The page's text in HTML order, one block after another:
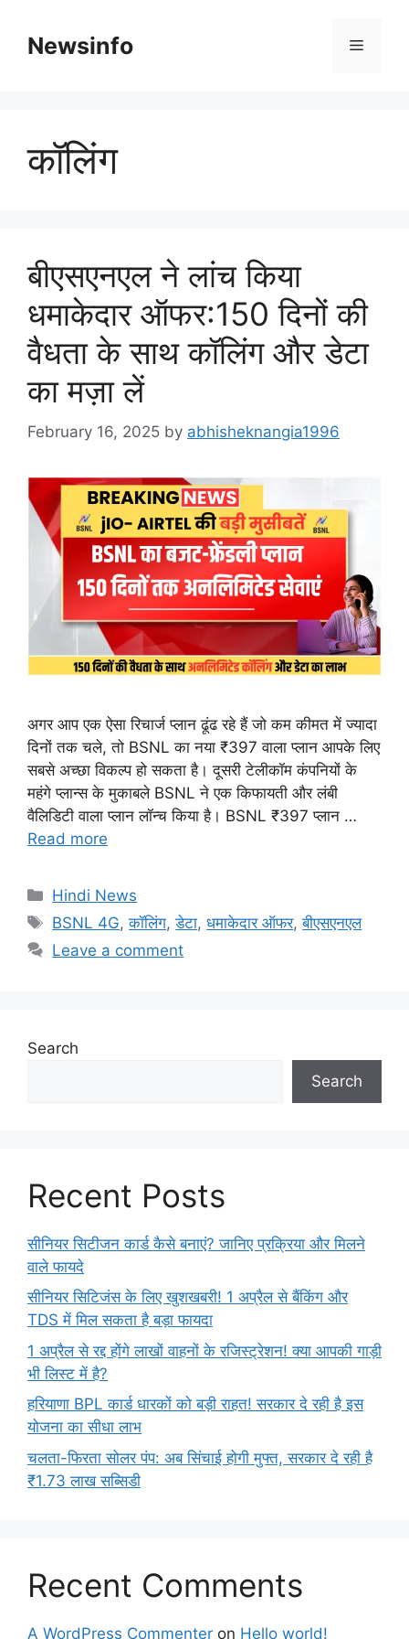
contentNewsinfo Menu
कॉलिंग
बीएसएनएल ने लांच किया
धमाकेदार ऑफर:150 दिनों की
वैधता के साथ कॉलिंग और डेटा
का मज़ा लें
February 16, 2025 by abhisheknangia1996
अगर आप एक ऐसा रिचार्ज प्लान ढूंढ रहे हैं जो कम कीमत में ज्यादा
दिनों तक चले, तो BSNL का नया ₹397 वाला प्लान आपके लिए
सबसे अच्छा विकल्प हो सकता है। दूसरी टेलीकॉम कंपनियों के
महंगे प्लान्स के मुकाबले BSNL ने एक किफायती और लंबी
वैलिडिटी वाला प्लान लॉन्च किया है। BSNL ₹397 प्लान …
Read more
Categories
Hindi News
Tags
BSNL 4G,कॉलिंग,डेटा,धमाकेदार ऑफर,बीएसएनएल
Leave a comment
Search
Search
Recent Posts
सीनियर सिटीजन कार्ड कैसे बनाएं? जानिए प्रक्रिया और मिलने
वाले फायदे
सीनियर सिटिजंस के लिए खुशखबरी! 1 अप्रैल से बैंकिंग और
TDS में मिल सकता है बड़ा फायदा
1 अप्रैल से रद्द होंगे लाखों वाहनों के रजिस्ट्रेशन! क्या आपकी गाड़ी
भी लिस्ट में है?
हरियाणा BPL कार्ड धारकों को बड़ी राहत! सरकार दे रही है इस
योजना का सीधा लाभ
चलता-फिरता सोलर पंप: अब सिंचाई होगी मुफ्त, सरकार दे रही है
₹1.73 लाख सब्सिडी
Recent Comments
A WordPress Commenter on Hello world!